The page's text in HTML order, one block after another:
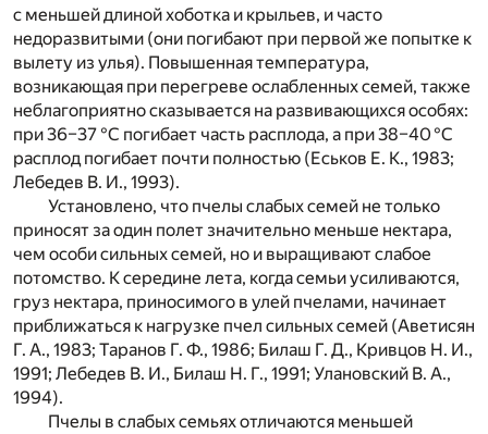
с меньшей длиной хоботка и крыльев, и часто
недоразвитыми (они погибают при первой же попытке к
вылету из улья). Повышенная температура,
возникающая при перегреве ослабленных семей, также
неблагоприятно сказывается на развивающихся особях:
при 36–37 °С погибает часть расплода, а при 38–40 °С
расплод погибает почти полностью (Еськов Е. К., 1983;
Лебедев В. И., 1993).
Установлено, что пчелы слабых семей не только
приносят за один полет значительно меньше нектара,
чем особи сильных семей, но и выращивают слабое
потомство. К середине лета, когда семьи усиливаются,
груз нектара, приносимого в улей пчелами, начинает
приближаться к нагрузке пчел сильных семей (Аветисян
Г. А., 1983; Таранов Г. Ф., 1986; Билаш Г. Д., Кривцов Н. И.,
1991; Лебедев В. И., Билаш Н. Г., 1991; Улановский В. А.,
1994).
Пчелы в слабых семьях отличаются меньшей